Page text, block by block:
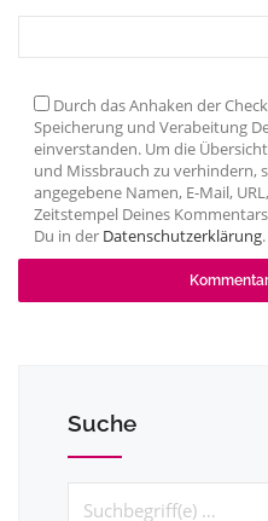
Durch das Anhaken der
Speicherung und Verabeitung
einverstanden. Um die
und Missbrauch zu verhindern,
angegebene Namen, E-Mail,
Zeitstempel Deines
Du in der Datenschutzerklärung.
Suche